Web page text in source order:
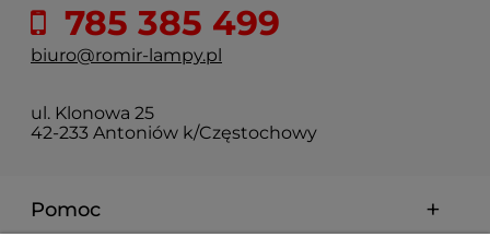
785 385 499
biuro@romir-lampy.pl
ul. Klonowa 25
42-233 Antoniów k/Częstochowy
Pomoc